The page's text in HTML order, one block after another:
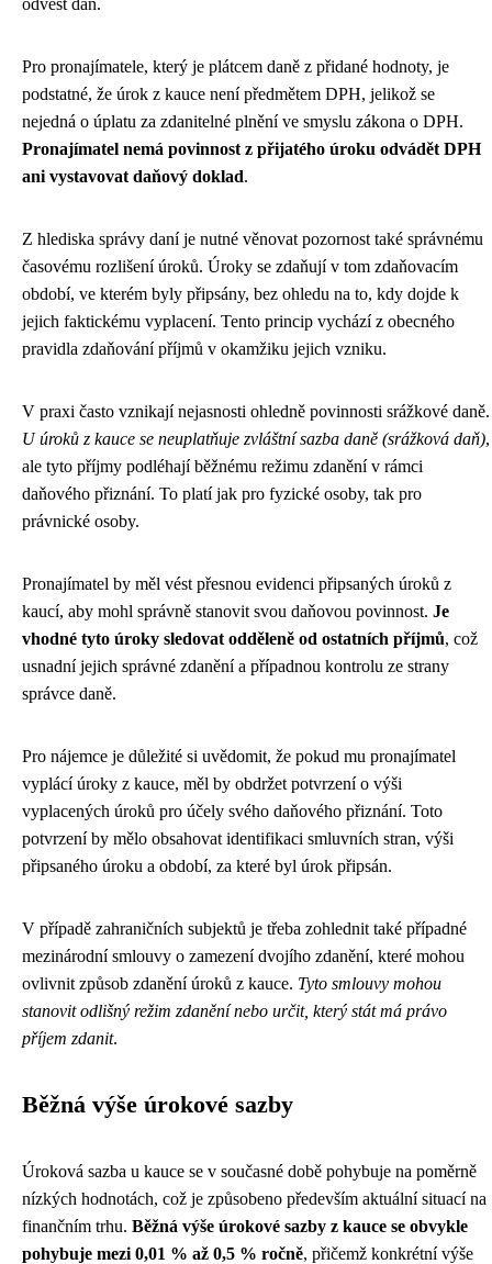
odvést daň.
Pro pronajímatele, který je plátcem daně z přidané hodnoty, je
podstatné, že úrok z kauce není předmětem DPH, jelikož se
nejedná o úplatu za zdanitelné plnění ve smyslu zákona o DPH.
Pronajímatel nemá povinnost z přijatého úroku odvádět DPH
ani vystavovat daňový doklad.
Z hlediska správy daní je nutné věnovat pozornost také správnému
časovému rozlišení úroků. Úroky se zdaňují v tom zdaňovacím
období, ve kterém byly připsány, bez ohledu na to, kdy dojde k
jejich faktickému vyplacení. Tento princip vychází z obecného
pravidla zdaňování příjmů v okamžiku jejich vzniku.
V praxi často vznikají nejasnosti ohledně povinnosti srážkové daně.
U úroků z kauce se neuplatňuje zvláštní sazba daně (srážková daň),
ale tyto příjmy podléhají běžnému režimu zdanění v rámci
daňového přiznání. To platí jak pro fyzické osoby, tak pro
právnické osoby.
Pronajímatel by měl vést přesnou evidenci připsaných úroků z
kaucí, aby mohl správně stanovit svou daňovou povinnost. Je
vhodné tyto úroky sledovat odděleně od ostatních příjmů, což
usnadní jejich správné zdanění a případnou kontrolu ze strany
správce daně.
Pro nájemce je důležité si uvědomit, že pokud mu pronajímatel
vyplácí úroky z kauce, měl by obdržet potvrzení o výši
vyplacených úroků pro účely svého daňového přiznání. Toto
potvrzení by mělo obsahovat identifikaci smluvních stran, výši
připsaného úroku a období, za které byl úrok připsán.
V případě zahraničních subjektů je třeba zohlednit také případné
mezinárodní smlouvy o zamezení dvojího zdanění, které mohou
ovlivnit způsob zdanění úroků z kauce. Tyto smlouvy mohou
stanovit odlišný režim zdanění nebo určit, který stát má právo
příjem zdanit.
Běžná výše úrokové sazby
Úroková sazba u kauce se v současné době pohybuje na poměrně
nízkých hodnotách, což je způsobeno především aktuální situací na
finančním trhu. Běžná výše úrokové sazby z kauce se obvykle
pohybuje mezi 0,01 % až 0,5 % ročně, přičemž konkrétní výše